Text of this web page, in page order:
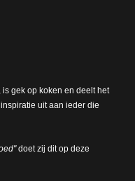
gek op koken en deelt het
uit aan ieder die
doet zij dit op deze